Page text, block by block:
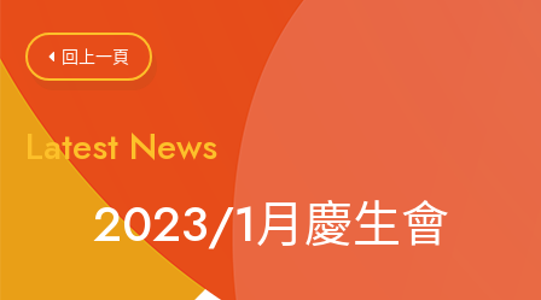
 回上一頁
Latest News
2023/1月慶生會